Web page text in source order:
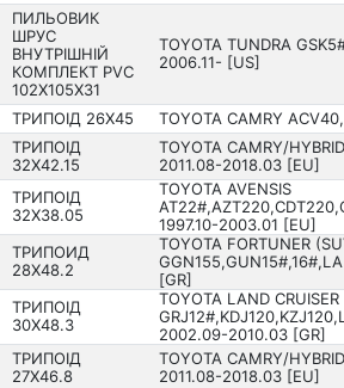
ПИЛЬОВИК
ШРУС
ВНУТРІШНІЙ
КОМПЛЕКТ PVC
102X105X31
TOYOTA TUNDRA
2006.11- [US]
ТРИПОІД 26X45
TOYOTA CAMRY
ТРИПОІД
32X42.15
TOYOTA CAMRY/
201­1.08-2018.03 [EU]
ТРИПОІД
32X38.05
TOYOTA AVENSIS
1997.10-2003.01 [EU]
ТРИПОИД
28X48.2
TOYOTA FORTUNER
[GR]
ТРИПОІД
30X48.3
TOYOTA LAND CRUISER
2002.09-2010.03 [GR]
ТРИПОІД
27X46.8
TOYOTA CAMRY/
201­1.08-2018.03 [EU]